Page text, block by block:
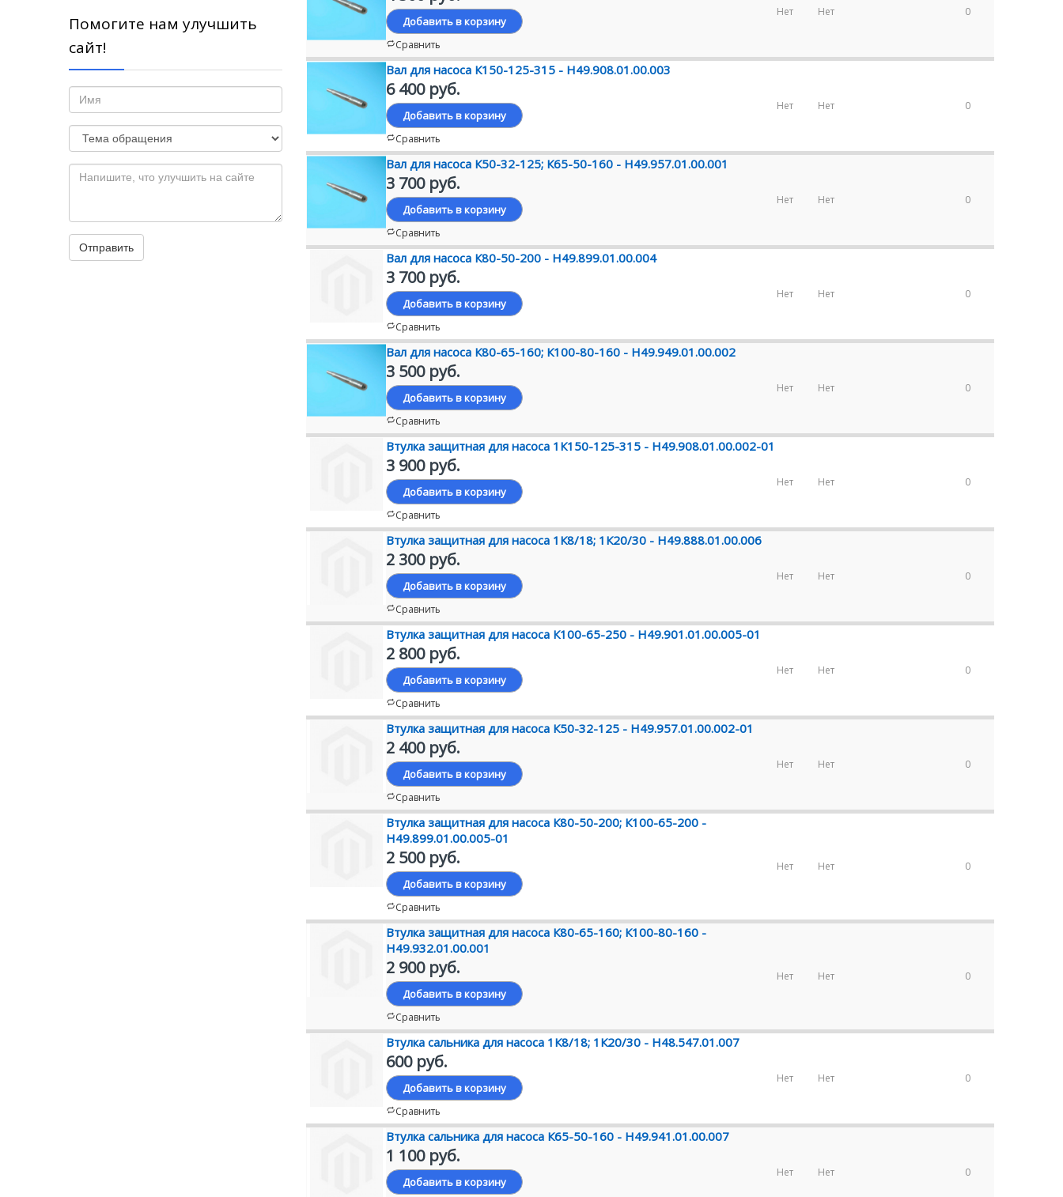
Добавить в корзину
Сравнить
Нет Нет 0
Вал для насоса К150-125-315 - Н49.908.01.00.003
6 400 руб.
Добавить в корзину
Сравнить
Нет Нет 0
Вал для насоса К50-32-125; К65-50-160 - Н49.957.01.00.001
3 700 руб.
Добавить в корзину
Сравнить
Нет Нет 0
Вал для насоса К80-50-200 - Н49.899.01.00.004
3 700 руб.
Добавить в корзину
Сравнить
Нет Нет 0
Вал для насоса К80-65-160; К100-80-160 - Н49.949.01.00.002
3 500 руб.
Добавить в корзину
Сравнить
Нет Нет 0
Втулка защитная для насоса 1К150-125-315 - Н49.908.01.00.002-01
3 900 руб.
Добавить в корзину
Сравнить
Нет Нет 0
Втулка защитная для насоса 1К8/18; 1К20/30 - Н49.888.01.00.006
2 300 руб.
Добавить в корзину
Сравнить
Нет Нет 0
Втулка защитная для насоса К100-65-250 - Н49.901.01.00.005-01
2 800 руб.
Добавить в корзину
Сравнить
Нет Нет 0
Втулка защитная для насоса К50-32-125 - Н49.957.01.00.002-01
2 400 руб.
Добавить в корзину
Сравнить
Нет Нет 0
Втулка защитная для насоса К80-50-200; К100-65-200 -
Н49.899.01.00.005-01
2 500 руб.
Добавить в корзину
Сравнить
Нет Нет 0
Втулка защитная для насоса К80-65-160; К100-80-160 -
Н49.932.01.00.001
2 900 руб.
Добавить в корзину
Сравнить
Нет Нет 0
Втулка сальника для насоса 1К8/18; 1К20/30 - Н48.547.01.007
600 руб.
Добавить в корзину
Сравнить
Нет Нет 0
Втулка сальника для насоса К65-50-160 - Н49.941.01.00.007
1 100 руб.
Добавить в корзину
Нет Нет 0
Помогите нам улучшить
сайт!
Отправить